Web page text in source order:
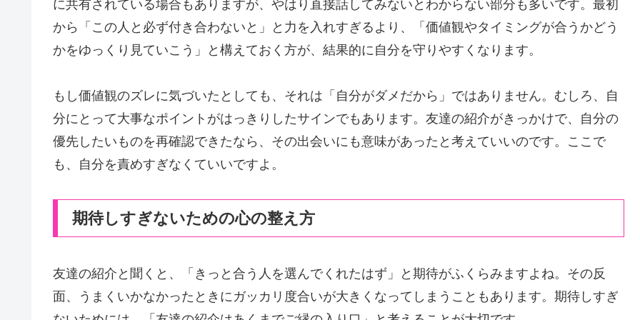
に共有されている場合もありますが、やはり直接話してみないとわからない部分も多いです。最初
から「この人と必ず付き合わないと」と力を入れすぎるより、「価値観やタイミングが合うかどう
かをゆっくり見ていこう」と構えておく方が、結果的に自分を守りやすくなります。
もし価値観のズレに気づいたとしても、それは「自分がダメだから」ではありません。むしろ、自
分にとって大事なポイントがはっきりしたサインでもあります。友達の紹介がきっかけで、自分の
優先したいものを再確認できたなら、その出会いにも意味があったと考えていいのです。ここで
も、自分を責めすぎなくていいですよ。
期待しすぎないための心の整え方
友達の紹介と聞くと、「きっと合う人を選んでくれたはず」と期待がふくらみますよね。その反
面、うまくいかなかったときにガッカリ度合いが大きくなってしまうこともあります。期待しすぎ